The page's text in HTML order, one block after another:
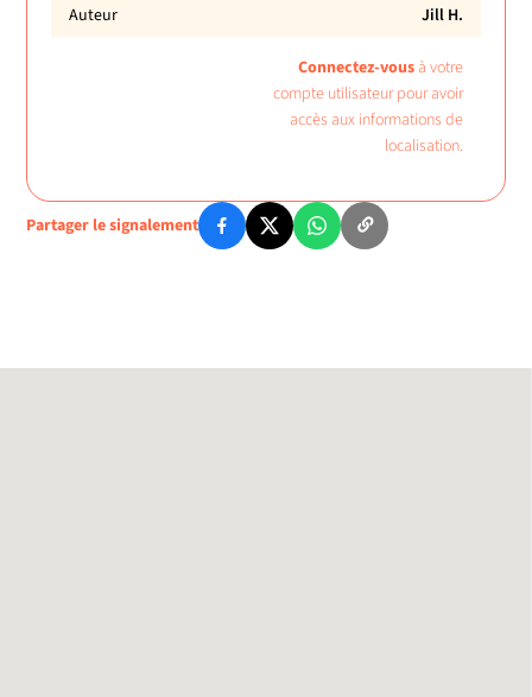
Auteur Jill H.
Connectez-vousà votre
compte utilisateur pour avoir
accès aux informations de
localisation.
Partager le signalement